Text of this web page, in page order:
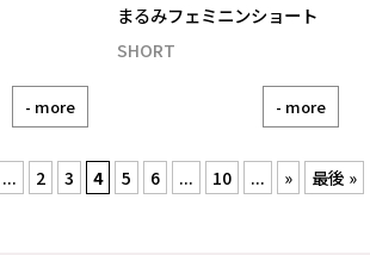
- more
まるみフェミニンショート
SHORT
- more
... 2 3 4 5 6 ... 10 ... » 最後 »